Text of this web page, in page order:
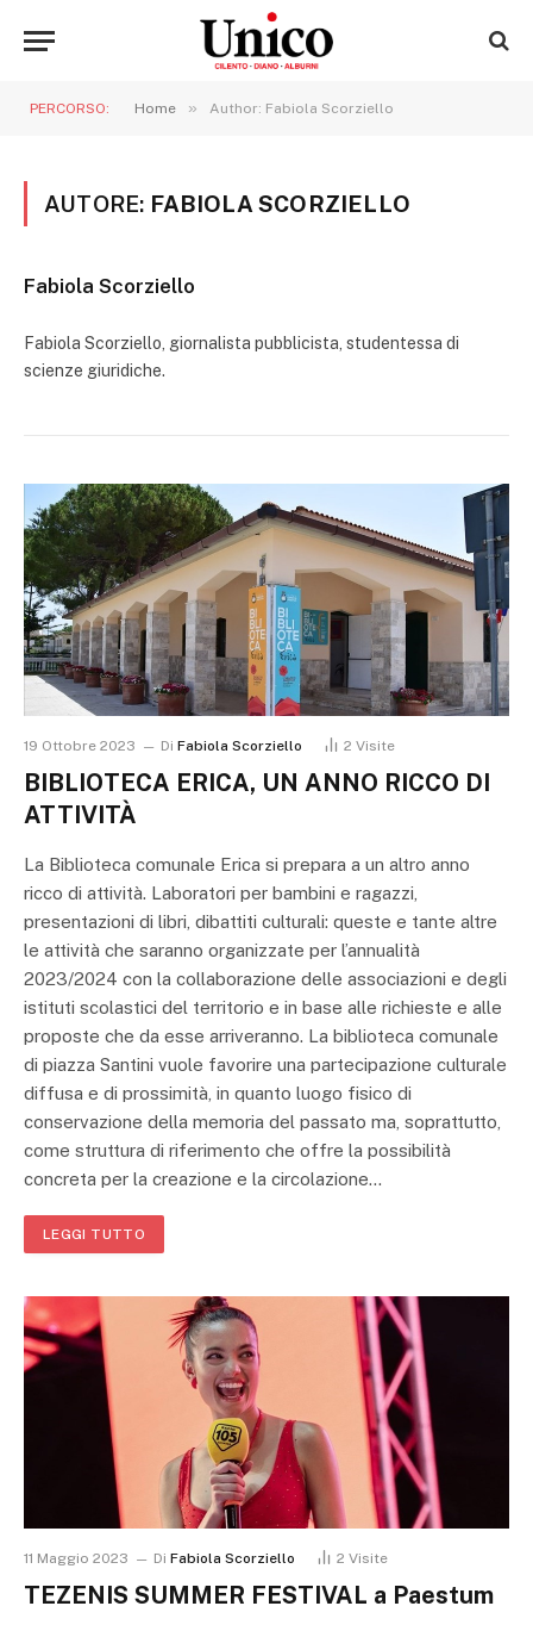
PERCORSO: Home » Author: Fabiola Scorziello
AUTORE: FABIOLA SCORZIELLO
Fabiola Scorziello
Fabiola Scorziello, giornalista pubblicista, studentessa di
scienze giuridiche.
19 Ottobre 2023 Di Fabiola Scorziello 2 Visite
BIBLIOTECA ERICA, UN ANNO RICCO DI
ATTIVITÀ
La Biblioteca comunale Erica si prepara a un altro anno
ricco di attività. Laboratori per bambini e ragazzi,
presentazioni di libri, dibattiti culturali: queste e tante altre
le attività che saranno organizzate per l’annualità
2023/2024 con la collaborazione delle associazioni e degli
istituti scolastici del territorio e in base alle richieste e alle
proposte che da esse arriveranno. La biblioteca comunale
di piazza Santini vuole favorire una partecipazione culturale
diffusa e di prossimità, in quanto luogo fisico di
conservazione della memoria del passato ma, soprattutto,
come struttura di riferimento che offre la possibilità
concreta per la creazione e la circolazione…
LEGGI TUTTO
11 Maggio 2023 Di Fabiola Scorziello 2 Visite
TEZENIS SUMMER FESTIVAL a Paestum